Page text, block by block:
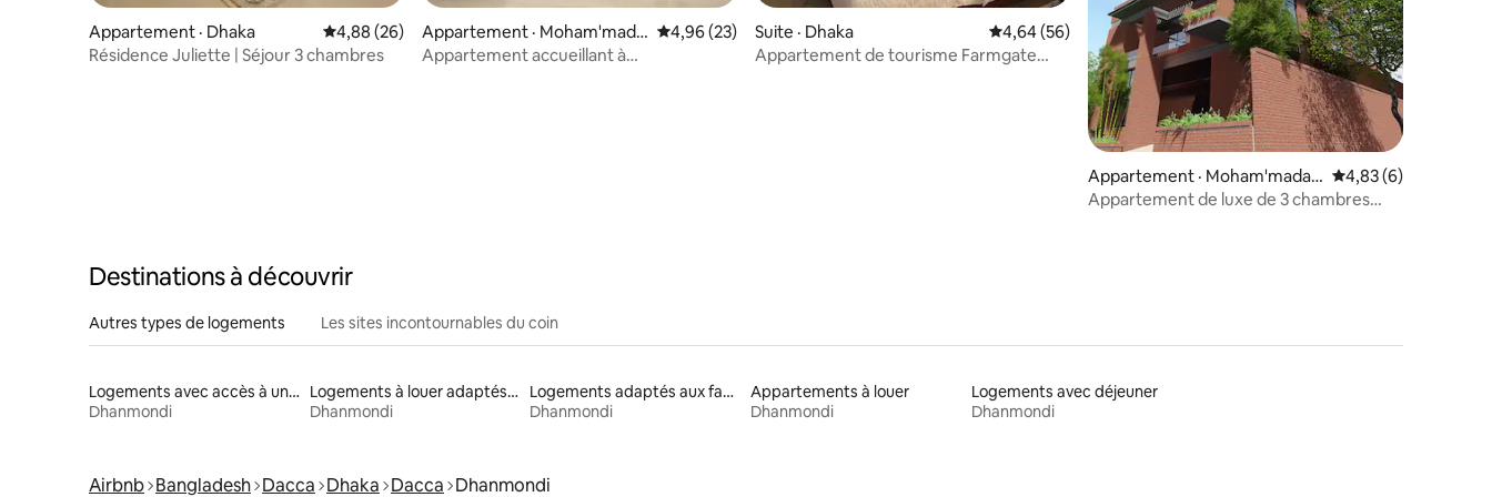
Appartement · Dhaka Note moyenne de 4,88 sur 5, 26 commentaires
4,88 (26)
Résidence Juliette | Séjour 3 chambres
Appartement · Moham'mada
pura Thana
Note moyenne de 4,96 sur 5, 23 commentaires
4,96 (23)
Appartement accueillant à
Suite · Dhaka Note moyenne de 4,64 sur 5, 56 commentaires
4,64 (56)
Appartement de tourisme Farmgate
Appartement · Moham'madap
ura Thana
Note moyenne de
4,83 (6)
Appartement de luxe de 3 chambres
Destinations à découvrir
Autres types de logements Les sites incontournables du coin
Logements avec accès à un lac
Dhanmondi
Logements à louer adaptés aux animaux
Dhanmondi
Logements adaptés aux familles à louer
Dhanmondi
Appartements à louer
Dhanmondi
Logements avec déjeuner
Dhanmondi
Airbnb Bangladesh Dacca Dhaka Dacca Dhanmondi